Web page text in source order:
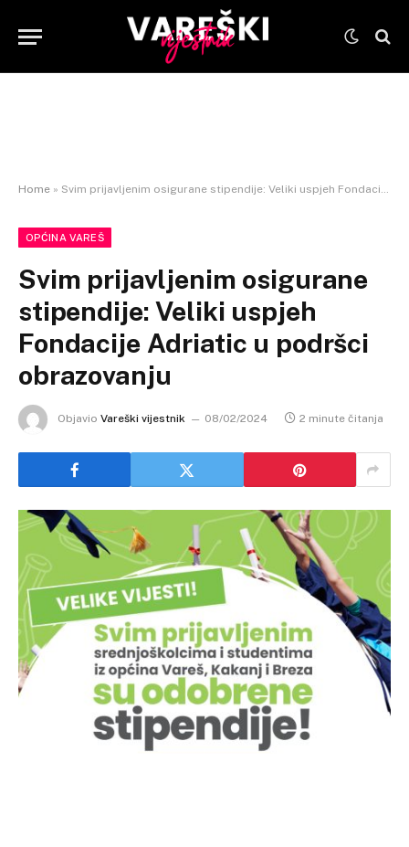
Home » Svim prijavljenim osigurane stipendije: Veliki uspjeh Fondacije Adriatic u podršci obrazovanju
OPĆINA VAREŠ
Svim prijavljenim osigurane
stipendije: Veliki uspjeh
Fondacije Adriatic u podršci
obrazovanju
Objavio Vareški vijestnik 08/02/2024 2 minute čitanja